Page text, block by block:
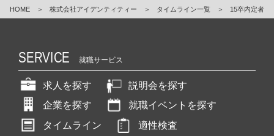
HOME ＞ 株式会社アイデンティティー ＞ タイムライン一覧 ＞ 15卒内定者
SERVICE 就職サービス
求人を探す
説明会を探す
企業を探す
就職イベントを探す
タイムライン
適性検査